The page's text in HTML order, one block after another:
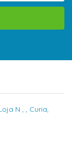
N , , Curia,